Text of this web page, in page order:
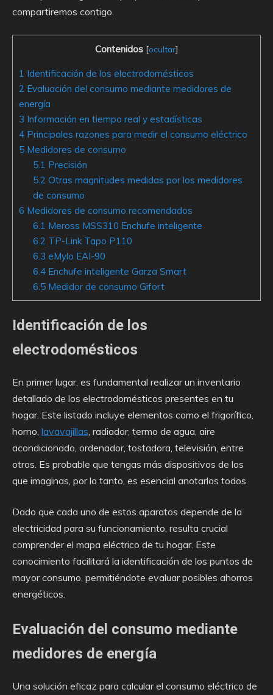
compartiremos contigo.
Contenidos [ocultar]
1 Identificación de los electrodomésticos
2 Evaluación del consumo mediante medidores de
energía
3 Información en tiempo real y estadísticas
4 Principales razones para medir el consumo eléctrico
5 Medidores de consumo
5.1 Precisión
5.2 Otras magnitudes medidas por los medidores
de consumo
6 Medidores de consumo recomendados
6.1 Meross MSS310 Enchufe inteligente
6.2 TP-Link Tapo P110
6.3 eMylo EAI-90
6.4Enchufe inteligente Garza Smart
6.5Medidor de consumo Gifort
Identificación de los
electrodomésticos
En primer lugar, es fundamental realizar un inventario
detallado de los electrodomésticos presentes en tu
hogar. Este listado incluye elementos como el frigorífico,
horno, lavavajillas , radiador, termo de agua, aire
acondicionado, ordenador, tostadora, televisión, entre
otros. Es probable que tengas más dispositivos de los
que imaginas, por lo tanto, es esencial anotarlos todos.
Dado que cada uno de estos aparatos depende de la
electricidad para su funcionamiento, resulta crucial
comprender el mapa eléctrico de tu hogar. Este
conocimiento facilitará la identificación de los puntos de
mayor consumo, permitiéndote evaluar posibles ahorros
energéticos.
Evaluación del consumo mediante
medidores de energía
Una solución eficaz para calcular el consumo eléctrico de